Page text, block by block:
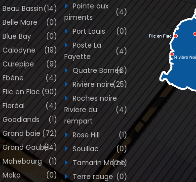
Beau Bassin(14)
Belle Mare
(0)
Blue Bay
(0)
Calodyne
(19)
Curepipe
(9)
Ebène
(4)
Flic en Flac (90)
Floréal
(4)
Goodlands
(1)
Grand baie (72)
Grand Gaube(14)
Mahebourg
(1)
Moka
(0)
Pointe aux
piments
(4)
Port Louis
(0)
Poste La
Fayette
(4)
Quatre Bornes
(6)
Rivière noire(25)
Roches noire
Riviere du
rempart
(4)
Rose Hill
(1)
Souillac
(0)
Tamarin Morne
(24)
Terre rouge (0)